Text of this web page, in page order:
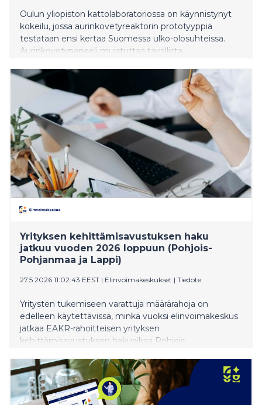
Oulun yliopiston kattolaboratoriossa on käynnistynyt
kokeilu, jossa aurinkovetyreaktorin prototyyppiä
testataan ensi kertaa Suomessa ulko-olosuhteissa.
Aurinkovetypaneeli muistuttaa tavallista
valokatalyyttinen materiaali.
Yrityksen kehittämisavustuksen haku
jatkuu vuoden 2026 loppuun (Pohjois-
Pohjanmaa ja Lappi)
27.5.2026 11:02:43 EEST | Elinvoimakeskukset | Tiedote
Yritysten tukemiseen varattuja määrärahoja on
edelleen käytettävissä, minkä vuoksi elinvoimakeskus
jatkaa EAKR-rahoitteisen yrityksen
kehittämisavustuksen hakuaikaa Pohjois-